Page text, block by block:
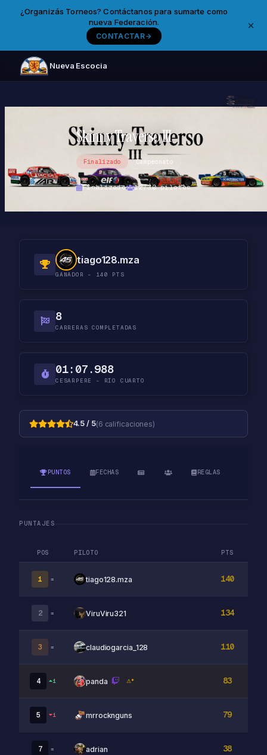
¿Organizás Torneos? Contáctanos para sumarte como
nueva Federación.
CONTACTAR
Nueva Escocia
Skinny Traverso III
Finalizado Campeonato
Finalizado 12/30 pilotos
tiago128.mza
GANADOR - 140 PTS
8
CARRERAS COMPLETADAS
01:07.988
CESARPERE - RÍO CUARTO
4.5 / 5(6 calificaciones)
PUNTOS FECHAS REGLAS
PUNTAJES
POS PILOTO PTS
1 = tiago128.mza 140
2 = ViruViru321 134
3 = claudiogarcia_128 110
4 1 panda ⚠* 83
5 1 mrrocknguns 79
7 = adrian 38